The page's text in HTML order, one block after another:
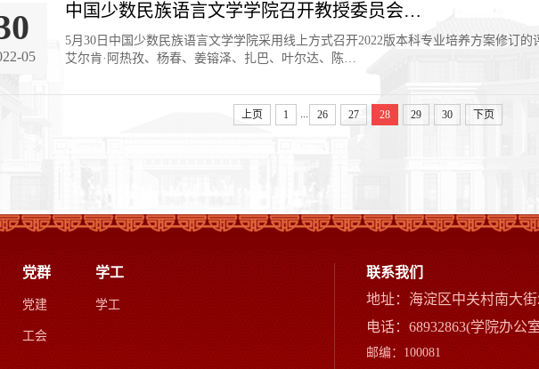
05
中国少数民族语言文学学院召开教授委员会…
​5月30日中国少数民族语言文学学院采用线上方式召开2022版本科专业培养方案修订的
艾尔肯·阿热孜、杨春、姜镕泽、扎巴、叶尔达、陈…
上页 1 ... 26 27 28 29 30 下页
党群
党建
工会
学工
学工
联系我们
地址：海淀区中关村南大街
电话：68932863(学院办公
邮编：100081